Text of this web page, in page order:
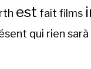
est fait films
qui rien sarà